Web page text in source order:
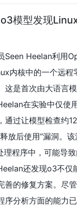
模型发现
Seen Heelan利用
内核中的一个远程
是首次由大语言
在实验中仅使
通过让模型检查约
放后使用”漏洞。
理程序中，可能导
还发现o3不仅
善的修复方案。尽
序分析方面的能力